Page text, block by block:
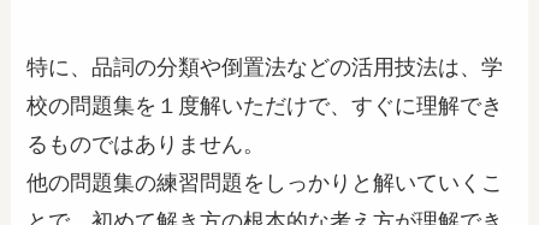
特に、品詞の分類や倒置法などの活用技法は、学
校の問題集を１度解いただけで、すぐに理解でき
るものではありません。
他の問題集の練習問題をしっかりと解いていくこ